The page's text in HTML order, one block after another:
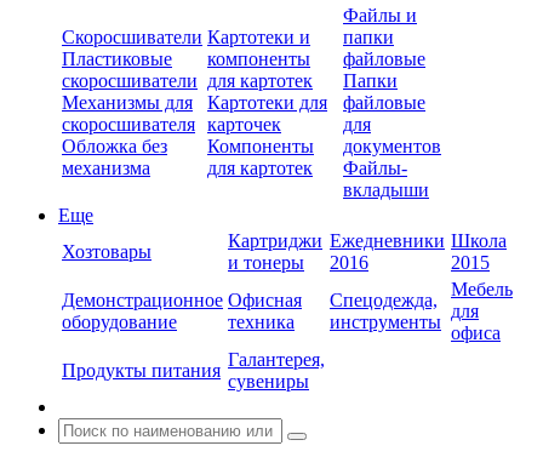
Скоросшиватели
Пластиковые
скоросшиватели
Механизмы для
скоросшивателя
Обложка без
механизма
Картотеки и
компоненты
для картотек
Картотеки для
карточек
Компоненты
для картотек
Файлы и
папки
файловые
Папки
файловые
для
документов
Файлы-
вкладыши
Еще
Хозтовары
Картриджи
и тонеры
Ежедневники
2016
Школа
2015
Демонстрационное
оборудование
Офисная
техника
Спецодежда,
инструменты
Мебель
для
офиса
Продукты питания
Галантерея,
сувениры